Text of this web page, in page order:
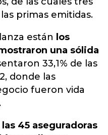
primas emitidas.
están los
una sólida
33,1% de las
donde las
fueron vida
45 aseguradoras